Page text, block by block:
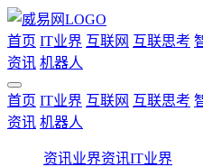
首页 IT业界 互联网 互联思考
资讯 机器人
首页 IT业界 互联网 互联思考
资讯 机器人
资讯业界资讯IT业界